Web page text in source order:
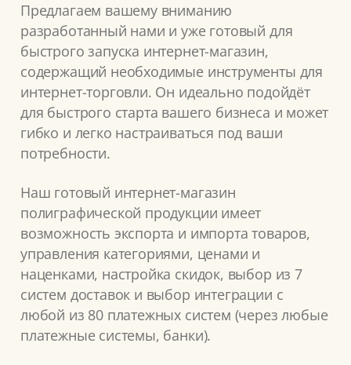
Предлагаем вашему вниманию
разработанный нами и уже готовый для
быстрого запуска интернет-магазин,
содержащий необходимые инструменты для
интернет-торговли. Он идеально подойдёт
для быстрого старта вашего бизнеса и может
гибко и легко настраиваться под ваши
потребности.
Наш готовый интернет-магазин
полиграфической продукции имеет
возможность экспорта и импорта товаров,
управления категориями, ценами и
наценками, настройка скидок, выбор из 7
систем доставок и выбор интеграции с
любой из 80 платежных систем (через любые
платежные системы, банки).